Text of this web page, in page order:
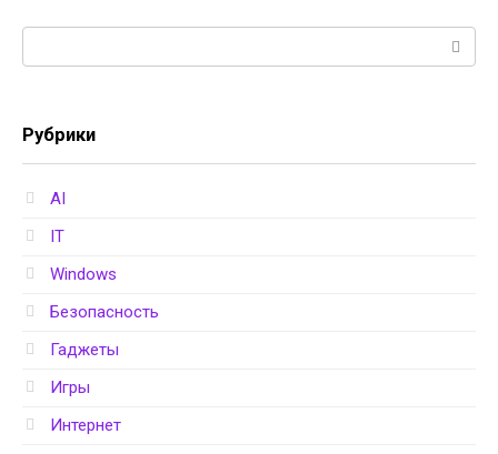
Рубрики
AI
IT
Windows
Безопасность
Гаджеты
Игры
Интернет